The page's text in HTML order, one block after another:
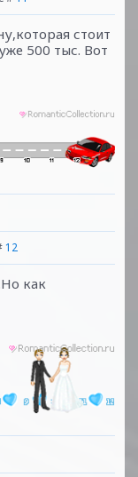
стоит
500 тыс. Вот
12
как